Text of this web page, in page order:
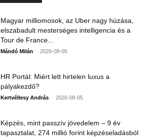
Magyar milliomosok, az Uber nagy húzása,
elszabadult mesterséges intelligencia és a
Tour de France...
Mándó Milán - 2026-08-05
HR Portál: Miért lett hirtelen luxus a
pályakezdő?
Kertvéllesy András - 2026-08-05
Képzés, mint passzív jövedelem – 9 év
tapasztalat, 274 millió forint képzéseladásból